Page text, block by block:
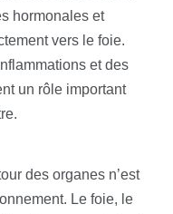
hormonales et
vers le foie.
et des
un rôle important
des organes n’est
Le foie, le